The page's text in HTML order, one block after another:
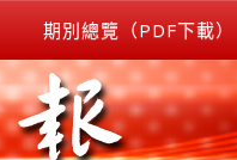
期別總覽（PDF下載）